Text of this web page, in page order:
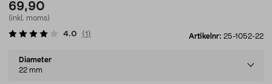
69,90
(inkl. moms)
Artikelnr: 25-1052-22
4.0 (1 )
Select
variant
Diameter
22 mm